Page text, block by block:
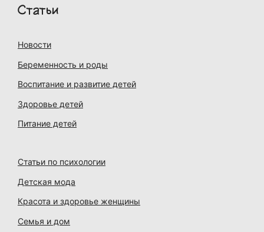
Статьи
Новости
Беременность и роды
Воспитание и развитие детей
Здоровье детей
Питание детей
Статьи по психологии
Детская мода
Красота и здоровье женщины
Семья и дом